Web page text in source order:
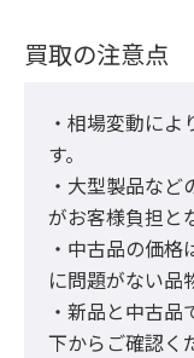
買取の注意点
・相場変動に
す。
・大型製品な
がお客様負担と
・中古品の価
に問題がない品
・新品と中古
下からご確認く